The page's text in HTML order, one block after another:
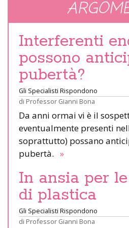
Interferenti
possono
pubertà?
Gli Specialisti Rispondono
di Professor Gianni Bona
Da anni ormai vi è il
eventualmente presenti
soprattutto) possano
pubertà. »
In ansia per
di plastica
Gli Specialisti Rispondono
di Professor Gianni Bona